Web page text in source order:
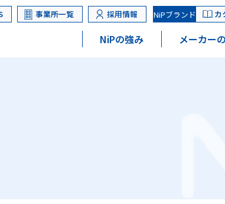
事業所一覧 採用情報 NiPブランド カ
NiPの強み メーカー